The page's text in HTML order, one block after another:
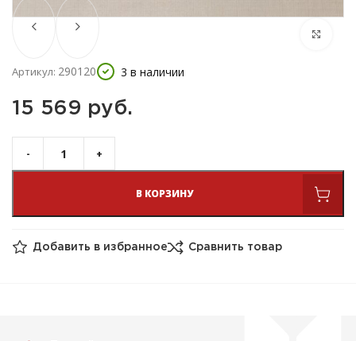
Артикул: 290120 3 в наличии
15 569 руб.
В КОРЗИНУ
Добавить в избранное Сравнить товар